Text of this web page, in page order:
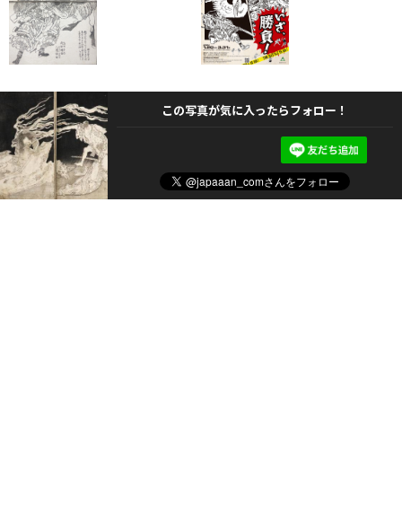
この写真が気に入ったらフォロー！